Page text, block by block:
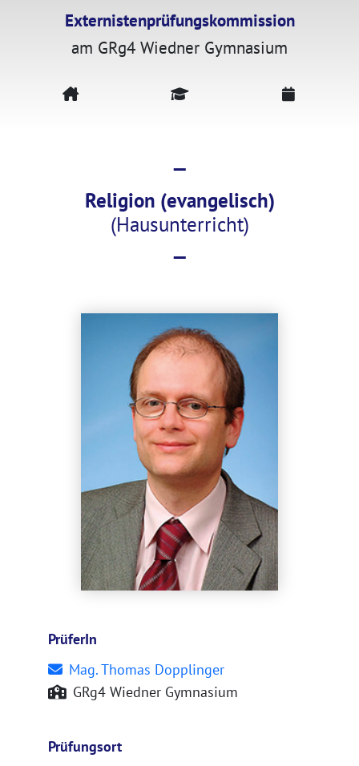
Externistenprüfungskommission
am GRg4 Wiedner Gymnasium
—
Religion (evangelisch)
(Hausunterricht)
—
PrüferIn
Mag. Thomas Dopplinger
GRg4 Wiedner Gymnasium
Prüfungsort